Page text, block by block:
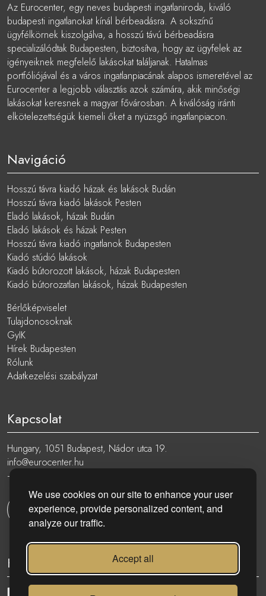
We use cookies on our site to enhance your user
experience, provide personalized content, and
analyze our traffic.
Accept all
Az Eurocenter, egy neves budapesti ingatlaniroda, kiváló
budapesti ingatlanokat kínál bérbeadásra. A sokszínű
ügyfélkörnek kiszolgálva, a hosszú távú bérbeadásra
specializálódtak Budapesten, biztosítva, hogy az ügyfelek az
igényeiknek megfelelő lakásokat találjanak. Hatalmas
portfóliójával és a város ingatlanpiacának alapos ismeretével az
Eurocenter a legjobb választás azok számára, akik minőségi
lakásokat keresnek a magyar fővárosban. A kiválóság iránti
elkötelezettségük kiemeli őket a nyüzsgő ingatlanpiacon.
Navigáció
Hosszú távra kiadó házak és lakások Budán
Hosszú távra kiadó lakások Pesten
Eladó lakások, házak Budán
Eladó lakások és házak Pesten
Hosszú távra kiadó ingatlanok Budapesten
Kiadó stúdió lakások
Kiadó bútorozott lakások, házak Budapesten
Kiadó bútorozatlan lakások, házak Budapesten
Bérlőképviselet
Tulajdonosoknak
GyIK
Hírek Budapesten
Rólunk
Adatkezelési szabályzat
Kapcsolat
Hungary, 1051 Budapest, Nádor utca 19.
info@eurocenter.hu
+36 20 919 0005
Kapcsolatfelvétel
Kövess minket: